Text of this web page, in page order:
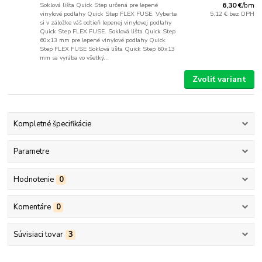
Soklová lišta Quick Step určená pre lepené
vinylové podlahy Quick Step FLEX FUSE. Vyberte
si v záložke váš odtieň lepenej vinylovej podlahy
Quick Step FLEX FUSE. Soklová lišta Quick Step
60x13 mm pre lepené vinylové podlahy Quick
Step FLEX FUSE Soklová lišta Quick Step 60x13
mm sa vyrába vo všetký...
6,30 €/bm
5,12 € bez DPH
Zvoliť variant
Kompletné špecifikácie
Parametre
Hodnotenie 0
Komentáre 0
Súvisiaci tovar 3